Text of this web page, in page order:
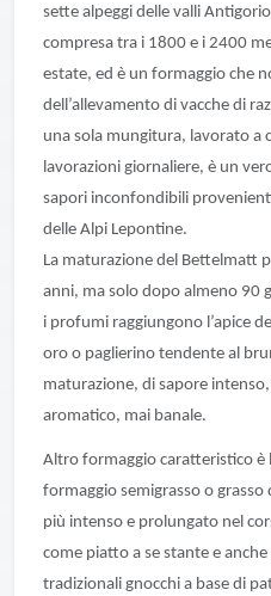
sette alpeggi delle valli
compresa tra i 1800 e i 2400
estate, ed è un formaggio che
dell’allevamento di vacche di
una sola mungitura, lavorato a
lavorazioni giornaliere, è un
sapori inconfondibili
delle Alpi Lepontine.
La maturazione del Bettelmatt
anni, ma solo dopo almeno 90
i profumi raggiungono l’apice
oro o paglierino tendente al
maturazione, di sapore
aromatico, mai banale.
Altro formaggio caratteristico è
formaggio semigrasso o grasso
più intenso e prolungato nel
come piatto a se stante e
tradizionali gnocchi a base di